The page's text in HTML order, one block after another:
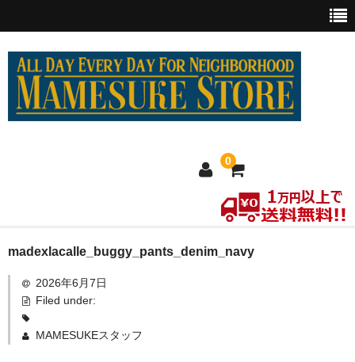
0
ホーム
MEXICO買い付け
新商品
madexlacalle_buggy_pants_denim_navy
2026年6月7日
Filed under:
MAMESUKEスタッフ